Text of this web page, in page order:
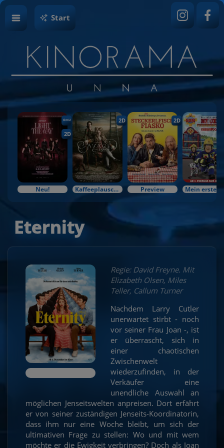
Start
OmU
2D
Neu!
2D
Kaffeeplausch & Kinozauber
2D
Preview
Eternity
Regie: David Freyne. Mit
Elizabeth Olsen, Miles
Teller, Callum Turner
Nachdem Larry Cutler
unerwartet stirbt - noch
vor seiner Frau Joan -, ist
er überrascht, sich in
einer chaotischen
Zwischenwelt
wiederzufinden, in der
Verkäufer eine
unendliche Auswahl an
möglichen Jenseitswelten anpreisen. Dort erfährt
er von seiner zuständigen Jenseits-Koordinatorin,
dass ihm nur eine Woche bleibt, um sich der
ultimativen Frage zu stellen: Wo und mit wem
möchte er die Ewigkeit verbringen? Doch als Joan